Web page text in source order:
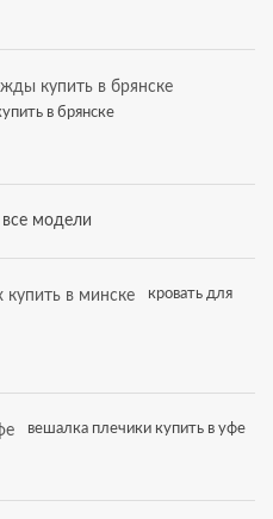
в брянске
кровать для
вешалка плечики купить в уфе